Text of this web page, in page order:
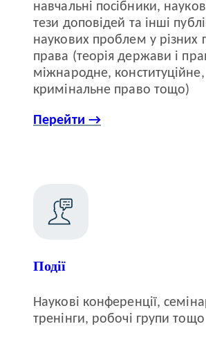
навчальні посібники,
тези доповідей та інші
наукових проблем у різних
права (теорія держави і
міжнародне, конституційне,
кримінальне право тощо)
Перейти →
Події
Наукові конференції,
тренінги, робочі групи тощо